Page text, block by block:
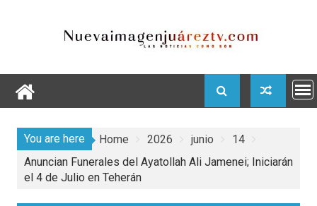
You are here Home 2026 junio
14
Anuncian Funerales del Ayatollah Ali Jamenei; Iniciarán
el 4 de Julio en Teherán